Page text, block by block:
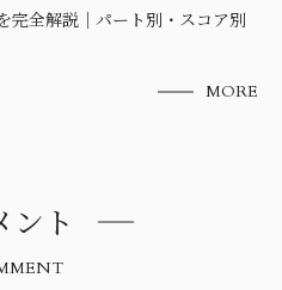
完全解説｜パート別・スコア別
MORE
ント